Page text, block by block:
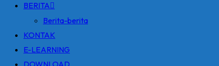
BERITA
Berita-berita
KONTAK
E-LEARNING
DOWNLOAD